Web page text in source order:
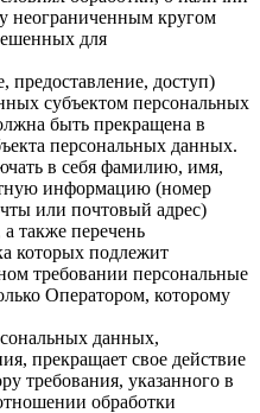
неограниченным кругом
для
предоставление, доступ)
субъектом персональных
быть прекращена в
персональных данных.
в себя фамилию, имя,
информацию (номер
или почтовый адрес)
также перечень
которых подлежит
требовании персональные
Оператором, которому
данных,
прекращает свое действие
требования, указанного в
обработки